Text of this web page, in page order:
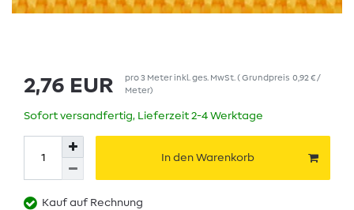
2,76 EUR pro3 Meter inkl. ges. MwSt.( Grundpreis 0,92 € /
Meter)
Sofort versandfertig, Lieferzeit 2-4 Werktage
In den Warenkorb
Kauf auf Rechnung